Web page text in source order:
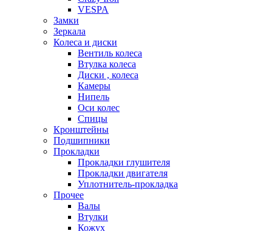
VESPA
Замки
Зеркала
Колеса и диски
Вентиль колеса
Втулка колеса
Диски , колеса
Камеры
Нипель
Оси колес
Спицы
Кронштейны
Подшипники
Прокладки
Прокладки глушителя
Прокладки двигателя
Уплотнитель-прокладка
Прочее
Валы
Втулки
Кожух